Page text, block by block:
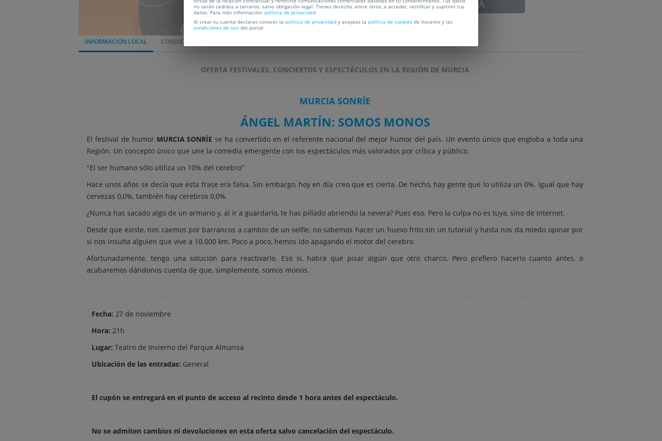
CADUCADA
INFORMACIÓN LOCAL CONDICIONES
OFERTA FESTIVALES, CONCIERTOS Y ESPECTÁCULOS EN LA REGIÓN DE MURCIA
MURCIA SONRÍE
ÁNGEL MARTÍN: SOMOS MONOS
El festival de humor MURCIA SONRÍE se ha convertido en el referente nacional del mejor humor del país. Un evento único que engloba a toda una
Región. Un concepto único que une la comedia emergente con los espectáculos más valorados por crítica y público.
"El ser humano sólo utiliza un 10% del cerebro”
Hace unos años se decía que esta frase era falsa. Sin embargo, hoy en día creo que es cierta. De hecho, hay gente que lo utiliza un 0%. Igual que hay
cervezas 0,0%, también hay cerebros 0,0%.
¿Nunca has sacado algo de un armario y, al ir a guardarlo, te has pillado abriendo la nevera? Pues eso. Pero la culpa no es tuya, sino de internet.
Desde que existe, nos caemos por barrancos a cambio de un selfie, no sabemos hacer un huevo frito sin un tutorial y hasta nos da miedo opinar por
si nos insulta alguien que vive a 10.000 km. Poco a poco, hemos ido apagando el motor del cerebro.
Afortunadamente, tengo una solución para reactivarlo. Eso sí, habrá que pisar algún que otro charco. Pero prefiero hacerlo cuanto antes, o
acabaremos dándonos cuenta de que, simplemente, somos monos.
Fecha: 27 de noviembre
Hora: 21h
Lugar: Teatro de Invierno del Parque Almansa
Ubicación de las entradas: General
El cupón se entregará en el punto de acceso al recinto desde 1 hora antes del espectáculo.
No se admiten cambios ni devoluciones en esta oferta salvo cancelación del espectáculo.
no serán cedidos a terceros, salvo obligación legal. Tienes derecho, entre otros, a acceder, rectificar y suprimir tus
datos. Para más información: política de privacidad
Al crear tu cuenta declaras conocer la política de privacidad y aceptas la política de cookies de Vocento y las
condiciones de uso del portal